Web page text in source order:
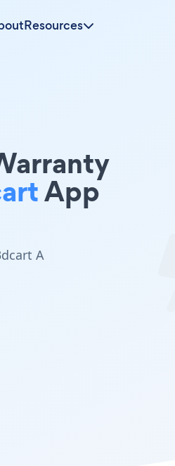
Resources
App
A